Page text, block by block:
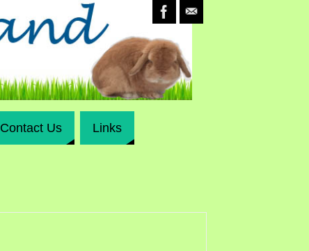
Contact Us Links